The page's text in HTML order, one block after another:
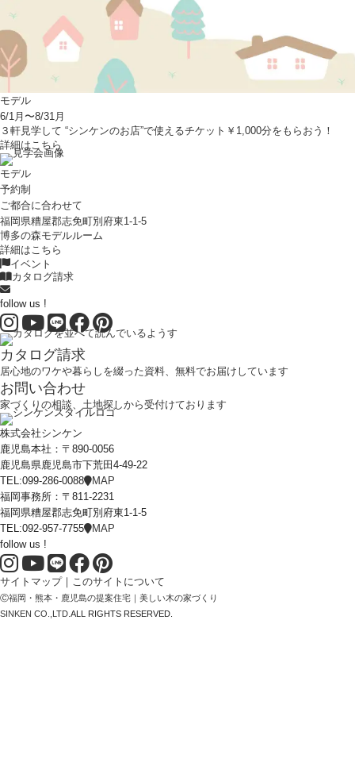
モデル
6/1月〜8/31月
３軒見学して “シンケンのお店”で使えるチケット￥1,000分をもらおう！
詳細はこちら
モデル
予約制
ご都合に合わせて
福岡県糟屋郡志免町別府東1-1-5
博多の森モデルルーム
詳細はこちら
イベント
カタログ請求
follow us !
カタログ請求
居心地のワケや暮らしを綴った資料、無料でお届けしています
お問い合わせ
家づくりの相談、土地探しから受付けております
株式会社シンケン
鹿児島本社：〒890-0056
鹿児島県鹿児島市下荒田4-49-22
TEL:099-286-0088
MAP
福岡事務所：〒811-2231
福岡県糟屋郡志免町別府東1-1-5
TEL:092-957-7755
MAP
follow us !
サイトマップ｜ このサイトについて
Ⓒ福岡・熊本・鹿児島の提案住宅｜美しい木の家づくり
SINKEN CO.,LTD. ALL RIGHTS RESERVED.